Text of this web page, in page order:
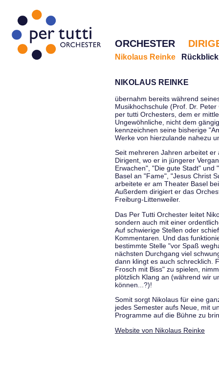
ORCHESTER
Nikolaus Reinke Rückblick
NIKOLAUS REINKE
übernahm bereits während
Musikhochschule (Prof. Dr.
per tutti Orchesters, dem er
Ungewöhnliche, nicht dem
kennzeichnen seine bisherige
Werke von hierzulande nahezu
Seit mehreren Jahren arbeitet
Dirigent, wo er in jüngerer
Erwachen", "Die gute Stadt" und
Basel an "Fame", "Jesus Christ
arbeitete er am Theater Basel
Außerdem dirigiert er das
Freiburg-Littenweiler.
Das Per Tutti Orchester leitet
sondern auch mit einer
Auf schwierige Stellen oder
Kommentaren. Und das
bestimmte Stelle "vor Spaß
nächsten Durchgang viel
dann klingt es auch schrecklich.
Frosch mit Biss" zu spielen,
plötzlich Klang an (während wir
können...?)!
Somit sorgt Nikolaus für eine
jedes Semester aufs Neue, mit
Programme auf die Bühne zu
Website von Nikolaus Reinke